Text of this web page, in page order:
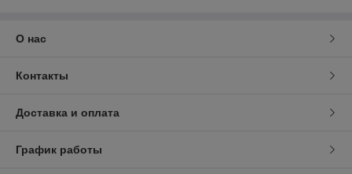
О нас
Контакты
Доставка и оплата
График работы